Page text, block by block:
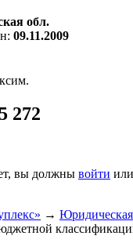
обл.
09.11.2009
272
вы должны войти или
→